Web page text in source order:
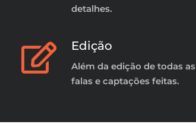
detalhes.
Edição
Além da edição de todas as
falas e captações feitas.